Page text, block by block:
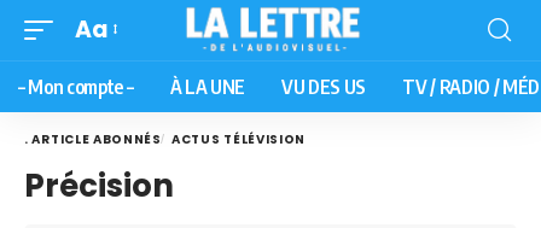
Aa
– Mon compte – À LA UNE VU DES US TV / RADIO /
. ARTICLE ABONNÉS ACTUS TÉLÉVISION
Précision